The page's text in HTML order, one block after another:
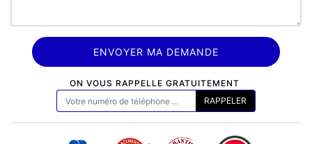
ON VOUS RAPPELLE GRATUITEMENT